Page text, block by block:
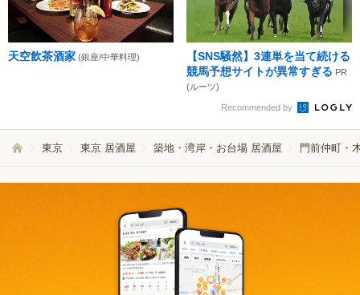
天空飲茶酒家 (銀座/中華料理)
【SNS騒然】3連単を当て続ける
競馬予想サイトが異常すぎる PR
(ルーツ)
Recommended by
東京 東京 居酒屋 築地・湾岸・お台場 居酒屋 門前仲町・